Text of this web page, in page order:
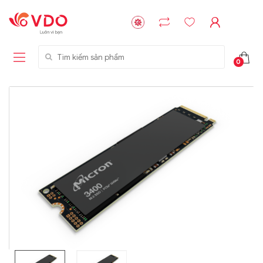
Tìm kiếm sản phẩm
0
Liên hệ
GIGABYTE
G593-ZD1 (rev.
AAX1)